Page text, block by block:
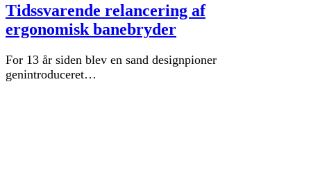
Tidssvarende relancering af
ergonomisk banebryder
For 13 år siden blev en sand designpioner
genintroduceret…